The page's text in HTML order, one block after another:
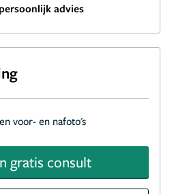
advies
voor- en nafoto's
gratis consult